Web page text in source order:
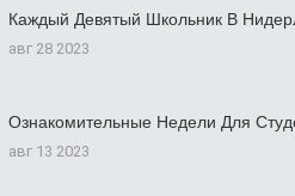
Каждый Девятый Школьник В
авг 28 2023
Ознакомительные Недели Для
авг 13 2023